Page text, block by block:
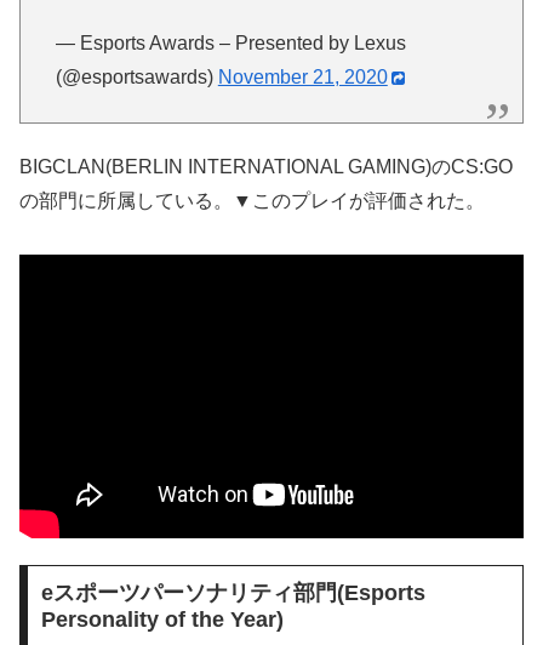
— Esports Awards – Presented by Lexus
(@esportsawards) November 21, 2020
BIGCLAN(BERLIN INTERNATIONAL GAMING)のCS:GO
の部門に所属している。▼このプレイが評価された。
eスポーツパーソナリティ部門(Esports
Personality of the Year)